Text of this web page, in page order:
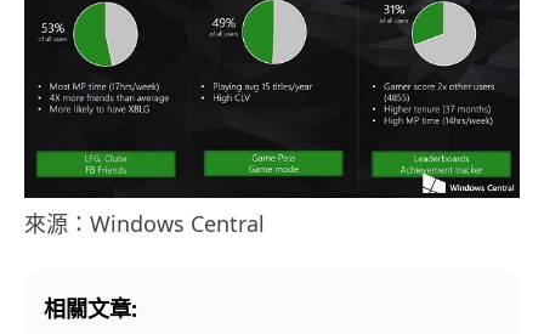
來源：Windows Central
相關文章: